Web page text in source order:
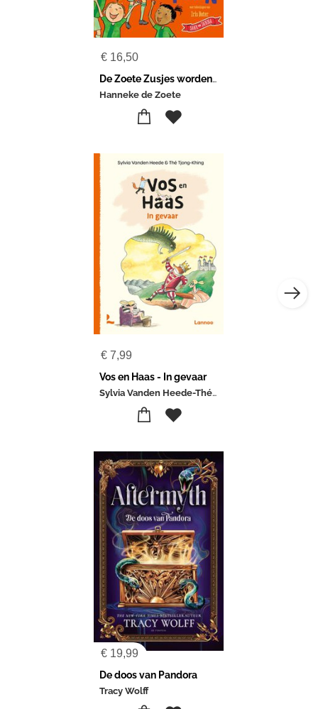
€ 16,50
De Zoete Zusjes worden kampioen
Hanneke de Zoete
€ 7,99
Vos en Haas - In gevaar
Sylvia Vanden Heede-Thé Tjong-Khing
€ 19,99
De doos van Pandora
Tracy Wolff